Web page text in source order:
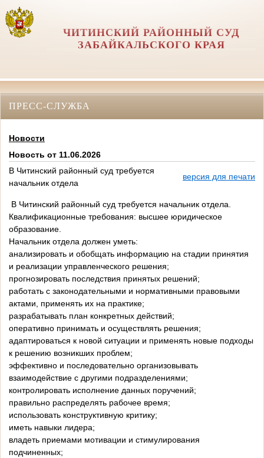
ЧИТИНСКИЙ РАЙОННЫЙ СУД
ЗАБАЙКАЛЬСКОГО КРАЯ
ПРЕСС-СЛУЖБА
Новости
Новость от 11.06.2026
В Читинский районный суд требуется
начальник отдела
версия для печати
В Читинский районный суд требуется начальник отдела.
Квалификационные требования: высшее юридическое
образование.
Начальник отдела должен уметь:
анализировать и обобщать информацию на стадии принятия
и реализации управленческого решения;
прогнозировать последствия принятых решений;
работать с законодательными и нормативными правовыми
актами, применять их на практике;
разрабатывать план конкретных действий;
оперативно принимать и осуществлять решения;
адаптироваться к новой ситуации и применять новые подходы
к решению возникших проблем;
эффективно и последовательно организовывать
взаимодействие с другими подразделениями;
контролировать исполнение данных поручений;
правильно распределять рабочее время;
использовать конструктивную критику;
иметь навыки лидера;
владеть приемами мотивации и стимулирования
подчиненных;